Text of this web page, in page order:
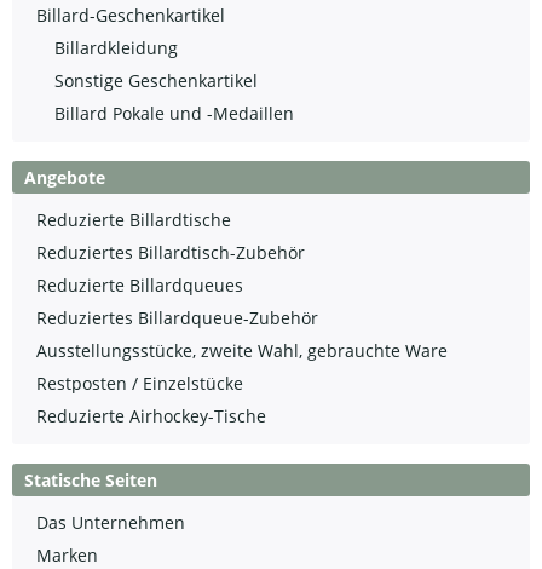
Billard-Geschenkartikel
Billardkleidung
Sonstige Geschenkartikel
Billard Pokale und -Medaillen
Angebote
Reduzierte Billardtische
Reduziertes Billardtisch-Zubehör
Reduzierte Billardqueues
Reduziertes Billardqueue-Zubehör
Ausstellungsstücke, zweite Wahl, gebrauchte Ware
Restposten / Einzelstücke
Reduzierte Airhockey-Tische
Statische Seiten
Das Unternehmen
Marken